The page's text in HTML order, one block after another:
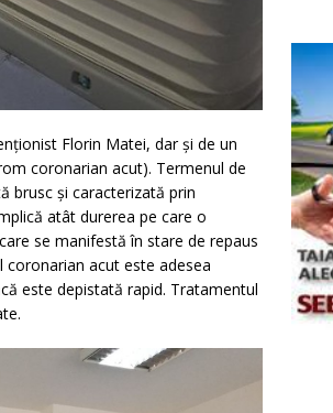
Florin Matei, dar și de un
coronarian acut). Termenul de
brusc și caracterizată prin
atât durerea pe care o
se manifestă în stare de repaus
coronarian acut este adesea
este depistată rapid. Tratamentul